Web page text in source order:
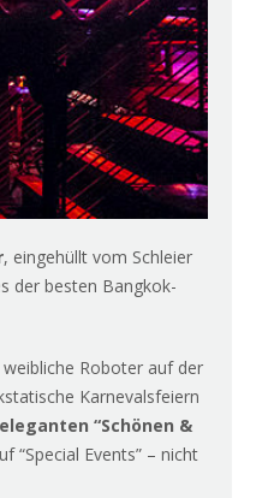
, eingehüllt vom Schleier
der besten Bangkok-
Roboter auf der
Karnevalsfeiern
“Schönen &
“Special Events” – nicht